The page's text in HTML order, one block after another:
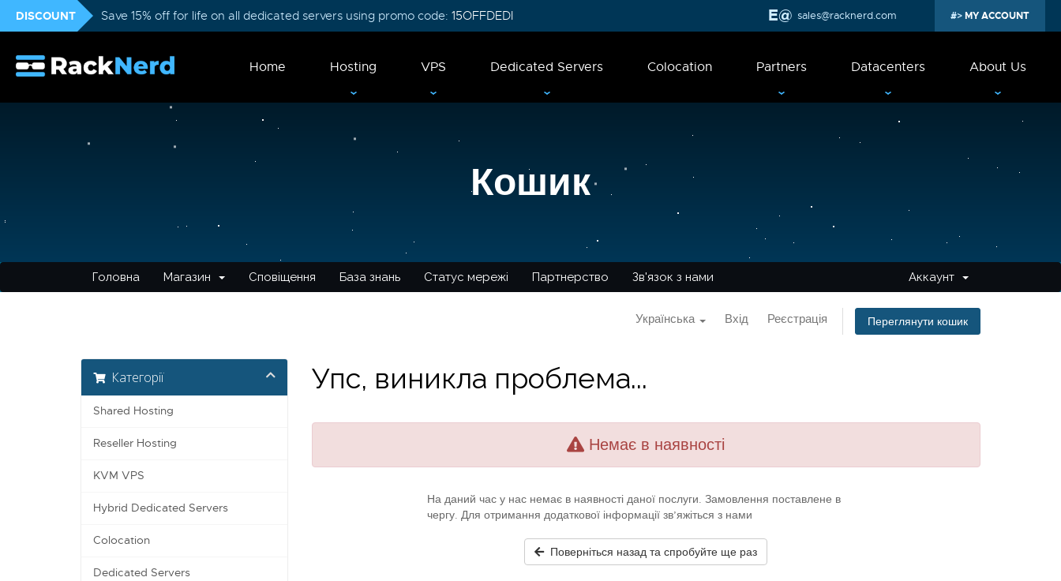
DISCOUNT Save 15% off for life on all dedicated servers using promo code: 15OFFDEDI sales@racknerd.com MY ACCOUNT
Home Hosting VPS Dedicated Servers Colocation Partners Datacenters About Us
Кошик
Головна Магазин Сповіщення База знань Статус мережі Партнерство Зв'язок з нами Аккаунт
Українська Вхід Реєстрація Переглянути кошик
Категорії
Shared Hosting
Reseller Hosting
KVM VPS
Hybrid Dedicated Servers
Colocation
Dedicated Servers
Упс, виникла проблема...
Немає в наявності
На даний час у нас немає в наявності даної послуги. Замовлення поставлене в
чергу. Для отримання додаткової інформації зв’яжіться з нами
Поверніться назад та спробуйте ще раз